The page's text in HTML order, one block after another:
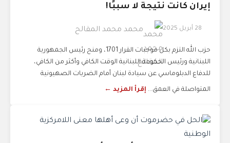
إيران كانت نتيجة لا سببًا!
28 أبريل 2025 محمد محمد المقالح
‏حزب الله التزم بكل موجبات القرار 1701، ومنح رئيس الجمهورية
اللبنانية ورئيس الحكومة اللبنانية الوقت الكافي وأكثر من الكافي،
للدفاع الدبلوماسي عن سيادة لبنان أمام الضربات الصهيونية
المتواصلة في العمق... إقرأ المزيد ←